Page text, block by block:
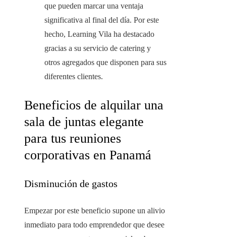
que pueden marcar una ventaja
significativa al final del día. Por este
hecho, Learning Vila ha destacado
gracias a su servicio de catering y
otros agregados que disponen para sus
diferentes clientes.
Beneficios de alquilar una
sala de juntas elegante
para tus reuniones
corporativas en Panamá
Disminución de gastos
Empezar por este beneficio supone un alivio
inmediato para todo emprendedor que desee